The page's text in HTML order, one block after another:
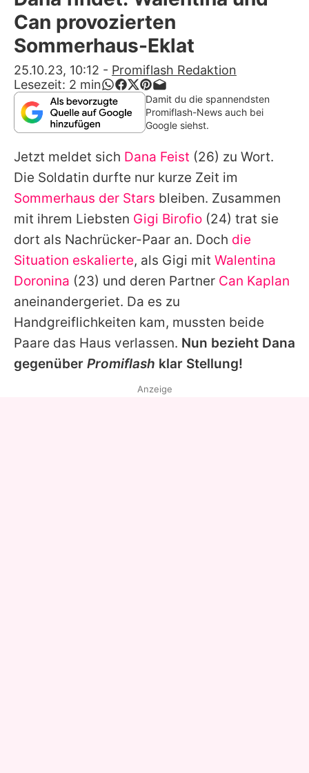
Alle Themen auf Promiflash
Jobs
App runterladen
Team
Redaktionelle Richtlinien
Impressum
Datenschutzerklärung
Nutzungsbedingungen
Utiq verwalten
Can provozierten
Sommerhaus-Eklat
25.10.23, 10:12 - Promiflash Redaktion
Lesezeit: 2 min
Damit du die spannendsten
Promiflash-News auch bei
Google siehst.
Jetzt meldet sich Dana Feist (26) zu Wort.
Die Soldatin durfte nur kurze Zeit im
Sommerhaus der Stars bleiben. Zusammen
mit ihrem Liebsten Gigi Birofio (24) trat sie
dort als Nachrücker-Paar an. Doch die
Situation eskalierte, als Gigi mit Walentina
Doronina (23) und deren Partner Can Kaplan
aneinandergeriet. Da es zu
Handgreiflichkeiten kam, mussten beide
Paare das Haus verlassen. Nun bezieht Dana
gegenüber Promiflash klar Stellung!
Anzeige